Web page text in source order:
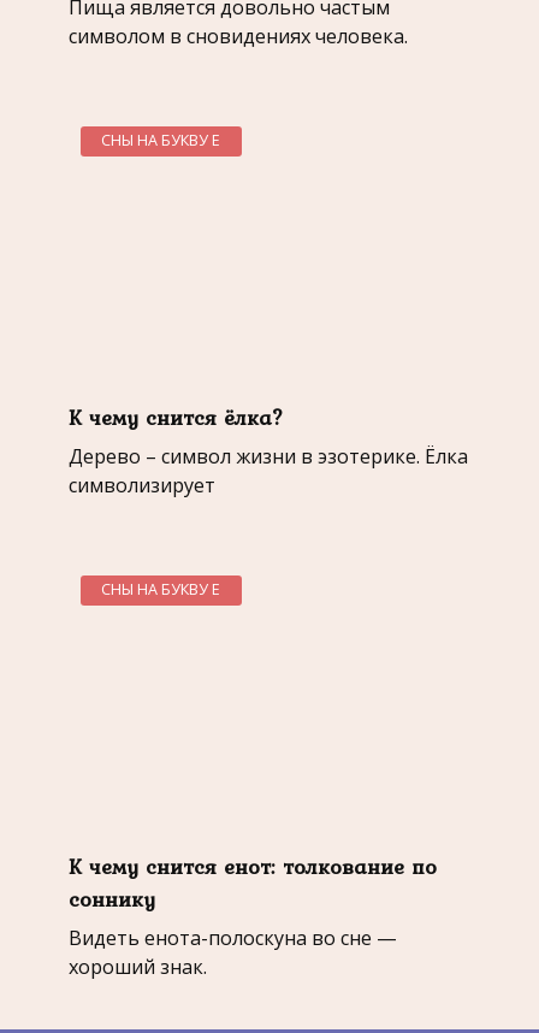
Пища является довольно частым
символом в сновидениях человека.
СНЫ НА БУКВУ Е
К чему снится ёлка?
Дерево – символ жизни в эзотерике. Ёлка
символизирует
СНЫ НА БУКВУ Е
К чему снится енот: толкование по
соннику
Видеть енота-полоскуна во сне —
хороший знак.